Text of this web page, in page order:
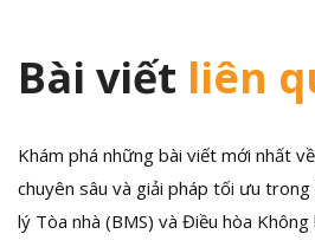
Bài viết liên
Khám phá những bài viết mới nhất
chuyên sâu và giải pháp tối ưu
lý Tòa nhà (BMS) và Điều hòa Không